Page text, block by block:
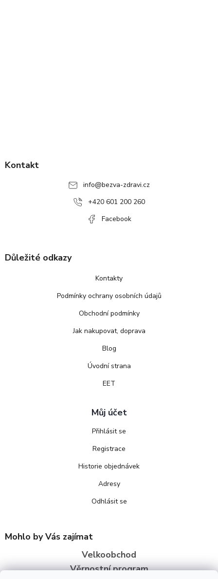
Kontakt
info@bezva-zdravi.cz
+420 601 200 260
Facebook
Důležité odkazy
Kontakty
Podmínky ochrany osobních údajů
Obchodní podmínky
Jak nakupovat, doprava
Blog
Úvodní strana
EET
Můj účet
Přihlásit se
Registrace
Historie objednávek
Adresy
Odhlásit se
Mohlo by Vás zajímat
Velkoobchod
Věrnostní program